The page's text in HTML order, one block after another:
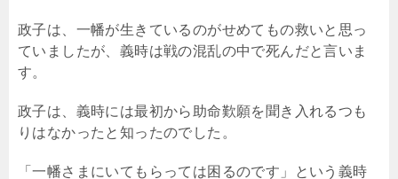
政子は、一幡が生きているのがせめてもの救いと思っ
ていましたが、義時は戦の混乱の中で死んだと言いま
す。
政子は、義時には最初から助命歎願を聞き入れるつも
りはなかったと知ったのでした。
「一幡さまにいてもらっては困るのです」という義時